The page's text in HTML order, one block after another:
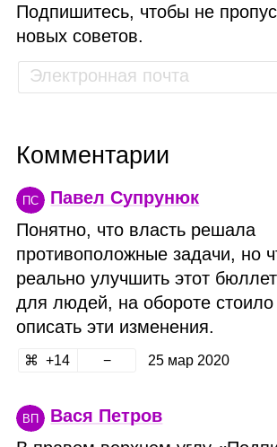
Подпишитесь, чтобы не
новых советов.
Комментарии
ПС
Павел Супрунюк
Понятно, что власть решала
противоположные задачи, но
реально улучшить этот
для людей, на обороте
описать эти изменения.
14 25 мар 2020
ВП
Вася Петров